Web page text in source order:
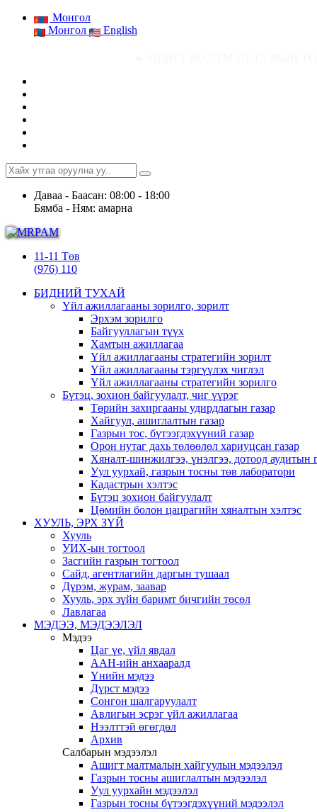
Монгол
Монгол
English
Даваа - Баасан: 08:00 - 18:00
Бямба - Ням: амарна
11-11 Төв
(976) 110
БИДНИЙ ТУХАЙ
Үйл ажиллагааны зорилго, зорилт
Эрхэм зорилго
Байгууллагын түүх
Хамтын ажиллагаа
Үйл ажиллагааны стратегийн зорилт
Үйл ажиллагааны тэргүүлэх чиглэл
Үйл ажиллагааны стратегийн зорилго
Бүтэц, зохион байгуулалт, чиг үүрэг
Төрийн захиргааны удирдлагын газар
Хайгуул, ашиглалтын газар
Газрын тос, бүтээгдэхүүний газар
Орон нутаг дахь төлөөлөл хариуцсан газар
Хяналт-шинжилгээ, үнэлгээ, дотоод аудитын
Уул уурхай, газрын тосны төв лаборатори
Кадастрын хэлтэс
Бүтэц зохион байгуулалт
Цөмийн болон цацрагийн хяналтын хэлтэс
ХУУЛЬ, ЭРХ ЗҮЙ
Хууль
УИХ-ын тогтоол
Засгийн газрын тогтоол
Сайд, агентлагийн даргын тушаал
Дүрэм, журам, заавар
Хууль, эрх зүйн баримт бичгийн төсөл
Лавлагаа
МЭДЭЭ, МЭДЭЭЛЭЛ
Мэдээ
Цаг үе, үйл явдал
ААН-ийн анхааралд
Үнийн мэдээ
Дүрст мэдээ
Сонгон шалгаруулалт
Авлигын эсрэг үйл ажиллагаа
Нээлттэй өгөгдөл
Архив
Салбарын мэдээлэл
Ашигт малтмалын хайгуулын мэдээлэл
Газрын тосны ашиглалтын мэдээлэл
Уул уурхайн мэдээлэл
Газрын тосны бүтээгдэхүүний мэдээлэл